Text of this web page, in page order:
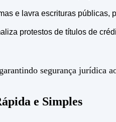
e lavra escrituras públicas,
protestos de títulos de
segurança jurídica
e Simples